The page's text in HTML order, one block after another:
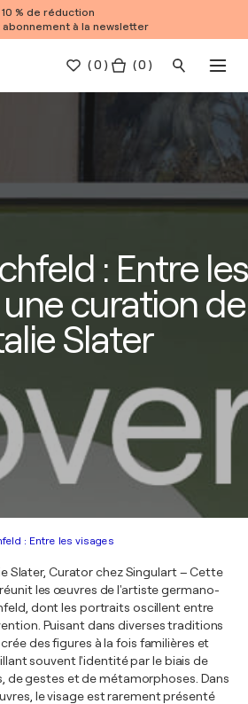
10 % de réduction
à la newsletter
(0 ) ( 0 )
: Entre les
curation de
Slater
: Entre les visages
Slater, Curator chez Singulart – Cette
les œuvres de l'artiste germano-
dont les portraits oscillent entre
Puisant dans diverses traditions
des figures à la fois familières et
souvent l'identité par le biais de
de gestes et de métamorphoses. Dans
le visage est rarement présenté